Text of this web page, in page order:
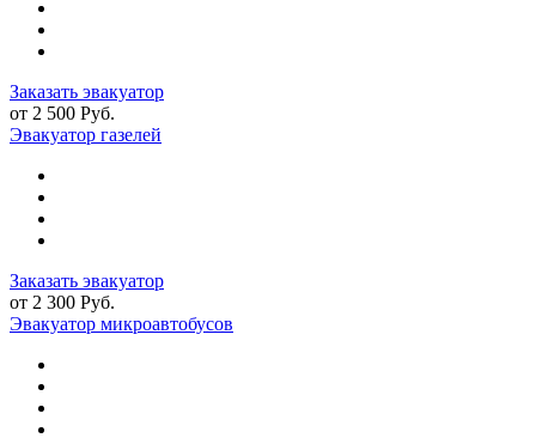
Заказать эвакуатор
от 2 500 Руб.
Эвакуатор газелей
Заказать эвакуатор
от 2 300 Руб.
Эвакуатор микроавтобусов